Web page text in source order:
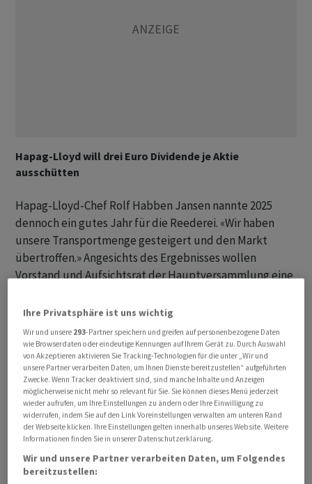
Hapag-Lloyd will drei Euro Dividende je Aktie
ausschütten
Hapag-Lloyd-Chef Rolf Habben Jansen nannte 2025
dennoch ein gutes Jahr für die Reederei. «Wir haben
unsere Transportmenge gesteigert und den Markt
übertroffen.» Angesichts des Ergebnisses wollen
Vorstand und Aufsichtsrat der Hauptversammlung eine
Das entspreche einer Gesamtausschüttung von etwa
500 Millionen Euro.
Die Hansestadt Hamburg kann sich damit als
Anteilseignerin auf voraussichtlich 73 Millionen Euro vor
Steuern freuen - nach rund 200 Millionen im
vergangenen Jahr. Die mit Abstand höchste Dividende
erhielt Hamburg während der Corona-Pandemie.
2022 mehr als 1,5 Milliarden Euro an die Stadt.
Ihre Privatsphäre ist uns wichtig
Wir und unsere 293-Partner speichern und greifen auf personenbezogene Daten
wie Browserdaten oder eindeutige Kennungen auf Ihrem Gerät zu. Durch Auswahl
von Akzeptieren aktivieren Sie Tracking-Technologien für die unter „Wir und
unsere Partner verarbeiten Daten, um Ihnen Dienste bereitzustellen“ aufgeführten
Zwecke. Wenn Tracker deaktiviert sind, sind manche Inhalte und Anzeigen
möglicherweise nicht mehr so relevant für Sie. Sie können dieses Menü jederzeit
wieder aufrufen, um Ihre Einstellungen zu ändern oder Ihre Einwilligung zu
widerrufen, indem Sie auf den Link Voreinstellungen verwalten am unteren Rand
der Webseite klicken. Ihre Einstellungen gelten innerhalb unseres Website. Weitere
Informationen finden Sie in unserer Datenschutzerklärung.
Wir und unsere Partner verarbeiten Daten, um Folgendes
bereitzustellen: